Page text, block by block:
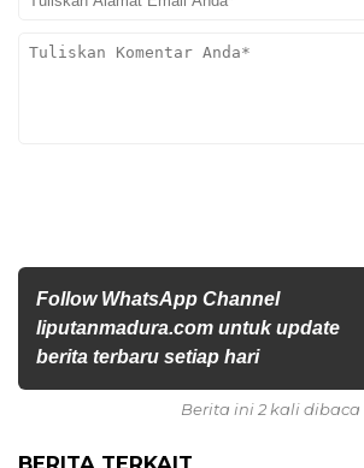
Follow WhatsApp Channel
liputanmadura.com untuk update
berita terbaru setiap hari
Berita ini 2 kali dibaca
BERITA TERKAIT